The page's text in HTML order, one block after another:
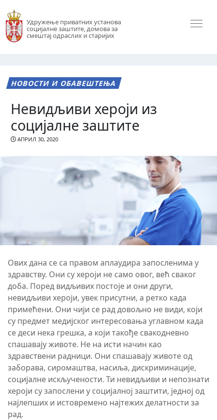
Удружење приватних установа
социјалне заштите, домова за
смештај одраслих и старијих
НОВОСТИ И ОБАВЕШТЕЊА
Невидљиви хероји из
социјалне заштите
АПРИЛ 30, 2020
Ових дана се са правом аплаудира запосленима у
здравству. Они су хероји не само овог, већ сваког
доба. Поред видљивих постоје и они други,
невидљиви хероји, увек присутни, а ретко када
примећени. Они чији се рад довољно не види, који
су предмет медијског интересовања углавном када
се деси нека грешка, а који такође свакодневно
спашавају животе. Не на исти начин као
здравствени радници. Они спашавају животе од
заборава, сиромаштва, насиља, дискриминације,
социјалне искључености. Ти невидљиви и непознати
хероји су запослени у социјалној заштити, једној од
најлепших и истовремено најтежих делатности за
рад.